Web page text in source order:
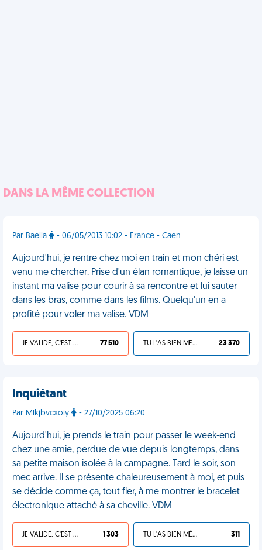
DANS LA MÊME COLLECTION
Par Baella - 06/05/2013 10:02 - France - Caen
Aujourd'hui, je rentre chez moi en train et mon chéri est
venu me chercher. Prise d'un élan romantique, je laisse un
instant ma valise pour courir à sa rencontre et lui sauter
dans les bras, comme dans les films. Quelqu'un en a
profité pour voler ma valise. VDM
JE VALIDE, C'EST UNE VDM 77 510 TU L'AS BIEN MÉRITÉ 23 370
Inquiétant
Par Mlkjbvcxoiy - 27/10/2025 06:20
Aujourd'hui, je prends le train pour passer le week-end
chez une amie, perdue de vue depuis longtemps, dans
sa petite maison isolée à la campagne. Tard le soir, son
mec arrive. Il se présente chaleureusement à moi, et puis
se décide comme ça, tout fier, à me montrer le bracelet
électronique attaché à sa cheville. VDM
JE VALIDE, C'EST UNE VDM 1 303 TU L'AS BIEN MÉRITÉ 311